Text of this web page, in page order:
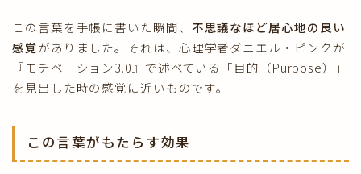
この言葉を手帳に書いた瞬間、 不思議なほど居心地の良い
感覚がありました。それは、心理学者ダニエル・ピンクが
『モチベーション3.0』で述べている「目的（Purpose）」
を見出した時の感覚に近いものです。
この言葉がもたらす効果